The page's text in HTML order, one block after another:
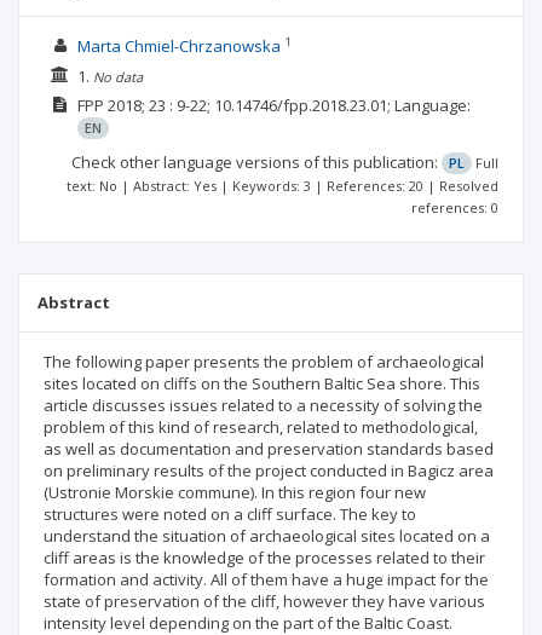
Marta Chmiel-Chrzanowska 1
1. No data
FPP 2018; 23 : 9-22; 10.14746/fpp.2018.23.01; Language:
EN
Check other language versions of this publication: PL
Full
text: No | Abstract: Yes | Keywords: 3 | References: 20 | Resolved
references: 0
Abstract
The following paper presents the problem of archaeological
sites located on cliffs on the Southern Baltic Sea shore. This
article discusses issues related to a necessity of solving the
problem of this kind of research, related to methodological,
as well as documentation and preservation standards based
on preliminary results of the project conducted in Bagicz area
(Ustronie Morskie commune). In this region four new
structures were noted on a cliff surface. The key to
understand the situation of archaeological sites located on a
cliff areas is the knowledge of the processes related to their
formation and activity. All of them have a huge impact for the
state of preservation of the cliff, however they have various
intensity level depending on the part of the Baltic Coast.